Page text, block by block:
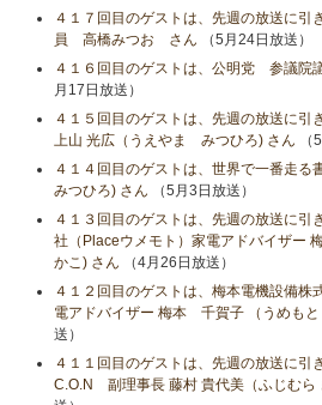
４１７回目のゲストは、先週の放送に
員 高橋みつお さん （5月24日放送）
４１６回目のゲストは、公明党 参議
月17日放送）
４１５回目のゲストは、先週の放送に引
上山 光広（うえやま みつひろ) さん （
４１４回目のゲストは、世界で一番走
みつひろ) さん （5月3日放送）
４１３回目のゲストは、先週の放送に引
社（Placeウメモト）家電アドバイザ
かこ) さん （4月26日放送）
４１２回目のゲストは、梅本電機設備株
電アドバイザー 梅本 千賀子 （うめも
送）
４１１回目のゲストは、先週の放送に引
C.O.N 副理事長 藤村 貴代美（ふじむら